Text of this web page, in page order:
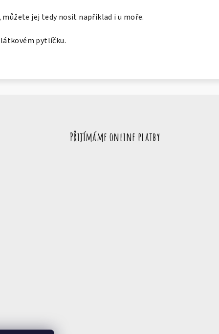
jej tedy nosit například i u moře.
látkovém pytlíčku.
Přijímáme online platby